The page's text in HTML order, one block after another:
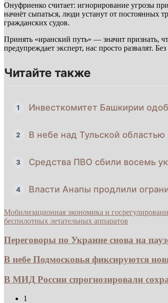
Онуфриенко считает: игнорирование угрозы
начнёт сыпаться, люди устанут от постоянных
гражданских судов.
Принять «иранский путь» — значит признать,
предупреждает эксперт, нас просто развалят.
Читайте также
1 Инвесткомитет Башкирии
2 В небе над Тульской
3 Средства ПВО сбили восемь
4 Власти Анапы продлили
Мобилизационная экономика и
беспилотных летательных аппаратов
Переговоры по Украине снова на
В небе Подмосковья фиксируются
В МИД России спрогнозировали
1